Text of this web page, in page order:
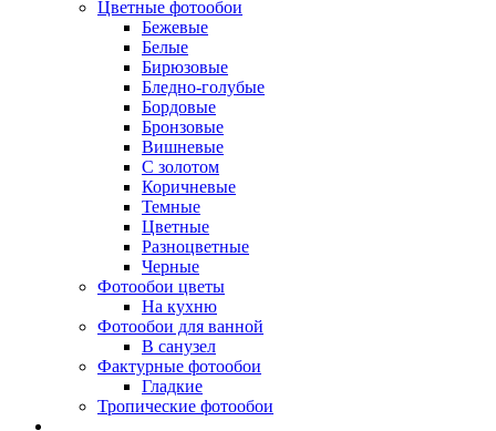
Цветные фотообои
Бежевые
Белые
Бирюзовые
Бледно-голубые
Бордовые
Бронзовые
Вишневые
С золотом
Коричневые
Темные
Цветные
Разноцветные
Черные
Фотообои цветы
На кухню
Фотообои для ванной
В санузел
Фактурные фотообои
Гладкие
Тропические фотообои